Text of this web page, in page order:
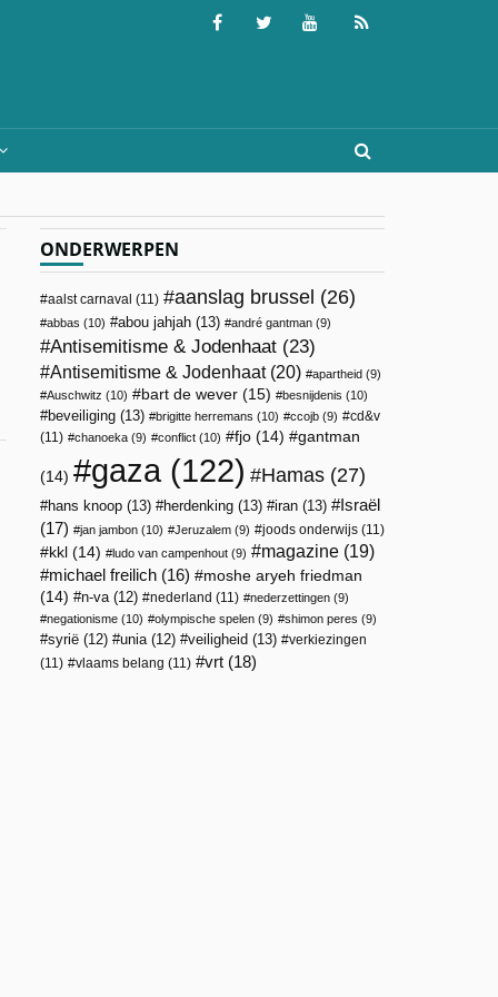
ONDERWERPEN
aalst carnaval (11) aanslag brussel (26)
abbas (10) abou jahjah (13) andré gantman (9)
Antisemitisme & Jodenhaat (23)
Antisemitisme & Jodenhaat(20) apartheid (9)
Auschwitz (10) bart de wever (15) besnijdenis (10)
beveiliging (13) brigitte herremans (10) ccojb (9)
cd&v
(11)
chanoeka (9) conflict (10) fjo (14) gantman
(14) gaza(122) Hamas (27)
hans knoop (13) herdenking (13) iran (13)
Israël
(17)
jan jambon (10) Jeruzalem (9) joods onderwijs (11)
kkl (14) ludo van campenhout (9) magazine (19)
michael freilich (16)
moshe aryeh friedman
(14)
n-va(12) nederland (11) nederzettingen (9)
negationisme (10) olympische spelen (9) shimon peres (9)
syrië (12) unia(12) veiligheid (13)
verkiezingen
(11)
vlaams belang (11) vrt (18)